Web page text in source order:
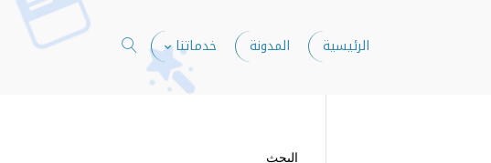
الرئيسية المدونة خدماتنا
البحث